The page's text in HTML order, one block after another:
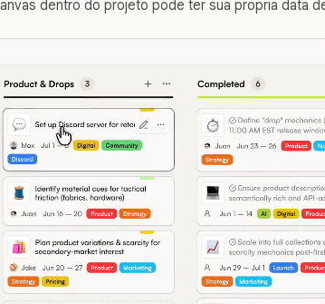
dentro do projeto pode ter sua própria data